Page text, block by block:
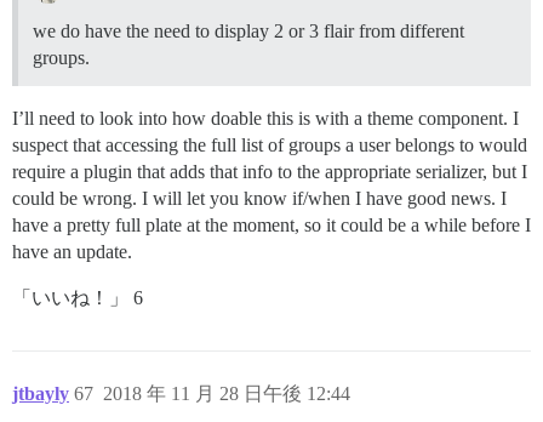
we do have the need to display 2 or 3 flair from different
groups.
I’ll need to look into how doable this is with a theme component. I
suspect that accessing the full list of groups a user belongs to would
require a plugin that adds that info to the appropriate serializer, but I
could be wrong. I will let you know if/when I have good news. I
have a pretty full plate at the moment, so it could be a while before I
have an update.
「いいね！」 6
jtbayly 2018 年 11 月 28 日午後 12:44
67